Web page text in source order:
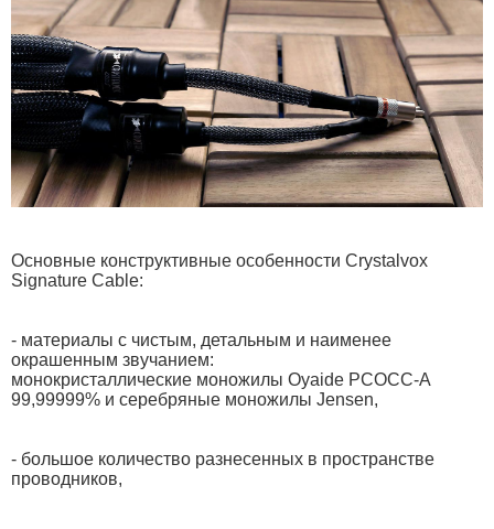
Основные конструктивные особенности Crystalvox
Signature Cable:
- материалы с чистым, детальным и наименее
окрашенным звучанием:
монокристаллические моножилы Oyaide PCOCC-A
99,99999% и серебряные моножилы Jensen,
- большое количество разнесенных в пространстве
проводников,